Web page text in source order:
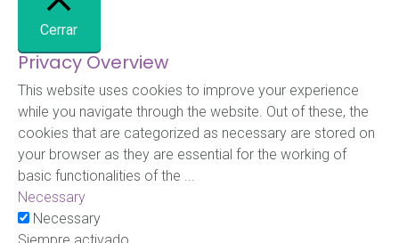
Cerrar
Privacy Overview
This website uses cookies to improve your experience
while you navigate through the website. Out of these, the
cookies that are categorized as necessary are stored on
your browser as they are essential for the working of
basic functionalities of the ...
Necessary
Necessary